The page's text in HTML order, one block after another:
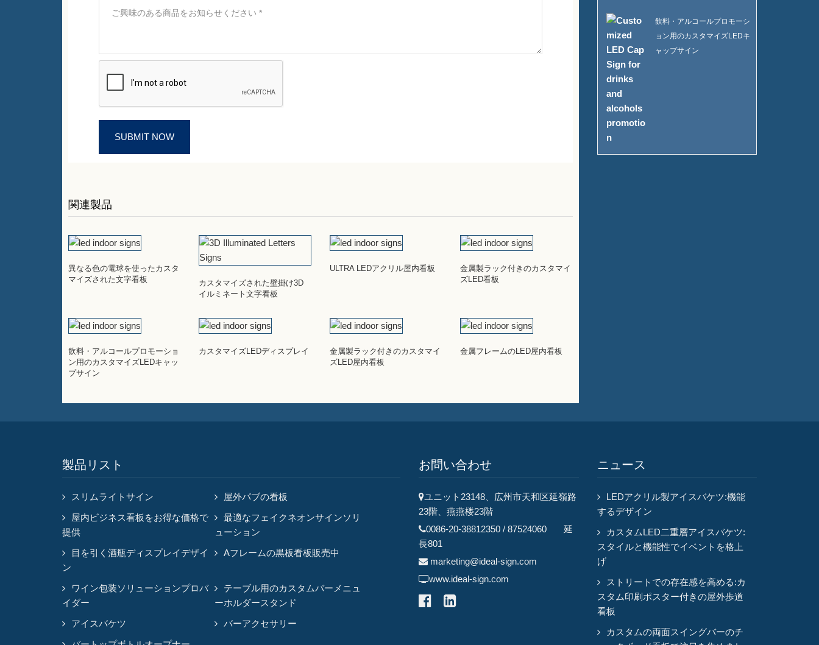
関連製品
異なる色の電球を使ったカスタ
マイズされた文字看板
カスタマイズされた壁掛け3D
イルミネート文字看板
ULTRA LEDアクリル屋内看板
金属製ラック付きのカスタマイ
ズLED看板
飲料・アルコールプロモーショ
ン用のカスタマイズLEDキャッ
プサイン
カスタマイズLEDディスプレイ
金属製ラック付きのカスタマイ
ズLED屋内看板
金属フレームのLED屋内看板
飲料・アルコールプロモーシ
ョン用のカスタマイズLEDキ
ャップサイン
製品リスト
スリムライトサイン
屋外パブの看板
屋内ビジネス看板をお得な価格で
提供
最適なフェイクネオンサインソリ
ューション
目を引く酒瓶ディスプレイデザイ
ン
Aフレームの黒板看板販売中
ワイン包装ソリューションプロバ
イダー
テーブル用のカスタムバーメニュ
ーホルダースタンド
アイスバケツ
バーアクセサリー
お問い合わせ
ユニット23148、広州市天和区延嶺路
23階、燕燕楼23階
0086-20-38812350 / 87524060 延
長801
marketing@ideal-sign.com
www.ideal-sign.com
ニュース
LEDアクリル製アイスバケツ:機能
するデザイン
カスタムLED二重層アイスバケツ:
スタイルと機能性でイベントを格上
げ
ストリートでの存在感を高める:カ
スタム印刷ポスター付きの屋外歩道
看板
カスタムの両面スイングバーのチ